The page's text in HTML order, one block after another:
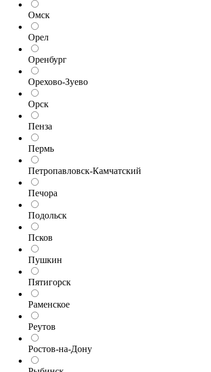
Омск
Орел
Оренбург
Орехово-Зуево
Орск
Пенза
Пермь
Петропавловск-Камчатский
Печора
Подольск
Псков
Пушкин
Пятигорск
Раменское
Реутов
Ростов-на-Дону